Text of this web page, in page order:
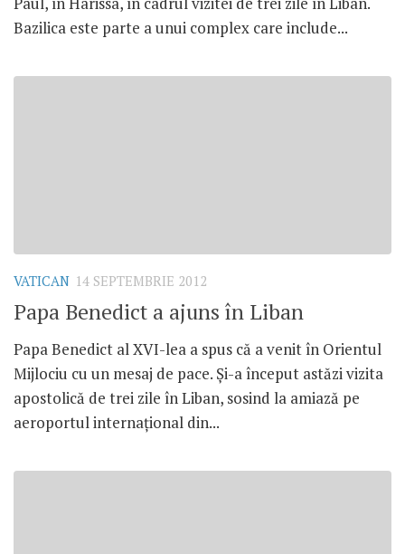
Bazilica este parte a unui complex care include...
VATICAN 14 SEPTEMBRIE 2012
Papa Benedict a ajuns în Liban
Papa Benedict al XVI-lea a spus că a venit în Orientul
Mijlociu cu un mesaj de pace. Şi-a început astăzi vizita
apostolică de trei zile în Liban, sosind la amiază pe
aeroportul internaţional din...